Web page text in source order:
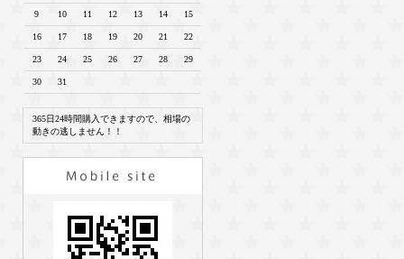
9 10 11 12 13 14 15
16 17 18 19 20 21 22
23 24 25 26 27 28 29
30 31
365日24時間購入できますので、相場の
動きの逃しません！！